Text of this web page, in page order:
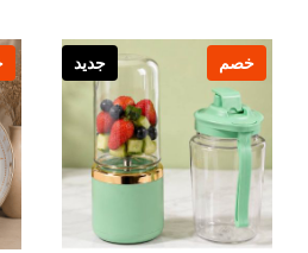
خصم جديد